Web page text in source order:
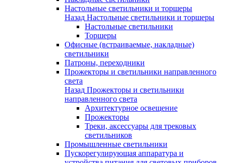
Настольные светильники и торшеры
Назад Настольные светильники и торшеры
Настольные светильники
Торшеры
Офисные (встраиваемые, накладные)
светильники
Патроны, переходники
Прожекторы и светильники направленного
света
Назад Прожекторы и светильники
направленного света
Архитектурное освещение
Прожекторы
Треки, аксессуары для трековых
светильников
Промышленные светильники
Пускорегулирующая аппаратура и